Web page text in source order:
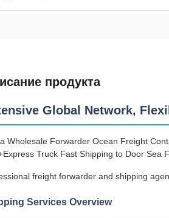
продукта
Global Network,
Wholesale Forwarder Ocean Freight
Truck Fast Shipping to Door Sea
freight forwarder and shipping
Services Overview